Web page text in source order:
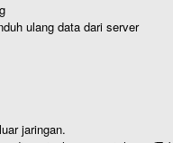
ulang data dari server
jaringan.